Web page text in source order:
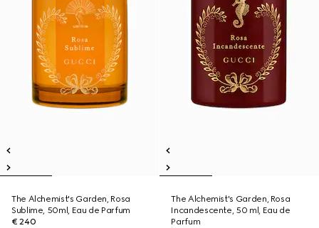
The Alchemist's Garden, Rosa
Sublime, 50ml, Eau de Parfum
€ 240
The Alchemist's Garden, Rosa
Incandescente, 50 ml, Eau de
Parfum